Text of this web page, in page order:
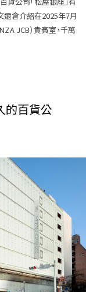
還會介紹在2025年7月
JCB）貴賓室，千萬
的百貨公